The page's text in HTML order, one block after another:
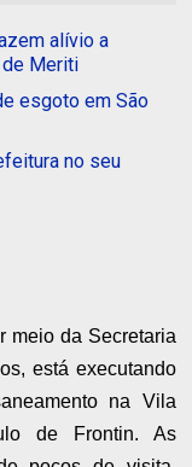
alívio a
de Meriti
esgoto em São
no seu
meio da Secretaria
está executando
na Vila
de Frontin. As